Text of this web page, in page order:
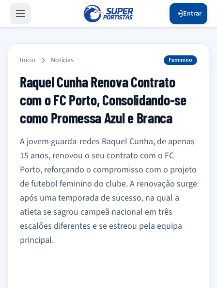
Entrar
Início Notícias Feminino
Raquel Cunha Renova Contrato
com o FC Porto, Consolidando-se
como Promessa Azul e Branca
A jovem guarda-redes Raquel Cunha, de apenas
15 anos, renovou o seu contrato com o FC
Porto, reforçando o compromisso com o projeto
de futebol feminino do clube. A renovação surge
após uma temporada de sucesso, na qual a
atleta se sagrou campeã nacional em três
escalões diferentes e se estreou pela equipa
principal.